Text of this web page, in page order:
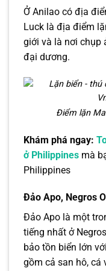
Ở Anilao có địa
Luck là địa điểm
giới và là nơi chụp
đại dương.
Điểm lặn
Khám phá ngay:
ở Philippines mà
Philippines
Đảo Apo, Negros
Đảo Apo là một
tiếng nhất ở
bảo tồn biển lớn
gồm cả san hô, cá